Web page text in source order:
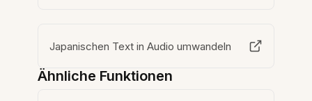
Japanischen Text in Audio umwandeln
Ähnliche Funktionen